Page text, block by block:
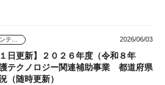
2026/06/03
１日更新】２０２６年度（令和８年
テクノロジー関連補助事業 都道府県
（随時更新）